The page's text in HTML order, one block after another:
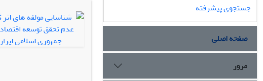
جستجوی پیشرفته
صفحه اصلی
مرور